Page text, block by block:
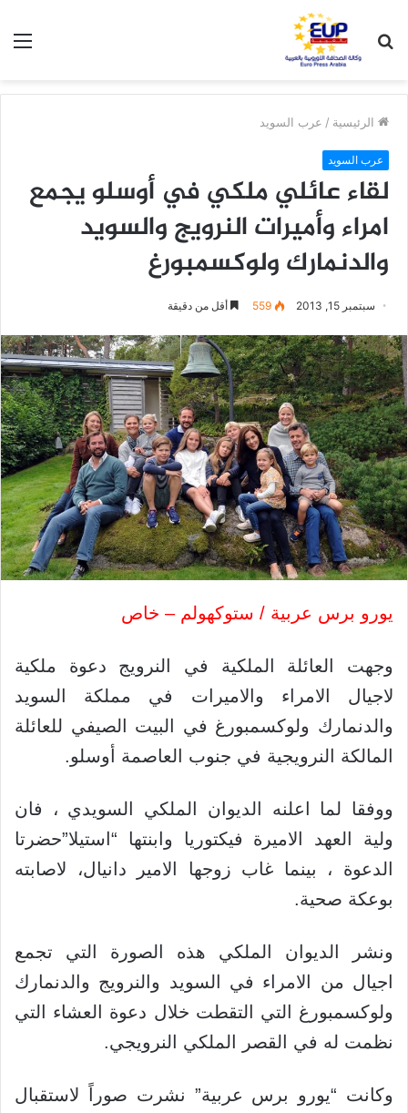
عن
الرئيسية / عرب السويد
عرب السويد
لقاء عائلي ملكي في أوسلو يجمع
امراء وأميرات النرويج والسويد
والدنمارك ولوكسمبورغ
سبتمبر 15, 2013 559 أقل من دقيقة
يورو برس عربية / ستوكهولم – خاص
وجهت العائلة الملكية في النرويج دعوة ملكية
لاجيال الامراء والاميرات في مملكة السويد
والدنمارك ولوكسمبورغ في البيت الصيفي للعائلة
المالكة النرويجية في جنوب العاصمة أوسلو.
ووفقا لما اعلنه الديوان الملكي السويدي ، فان
ولية العهد الاميرة فيكتوريا وابنتها “استيلا”حضرتا
الدعوة ، بينما غاب زوجها الامير دانيال، لاصابته
بوعكة صحية.
ونشر الديوان الملكي هذه الصورة التي تجمع
اجيال من الامراء في السويد والنرويج والدنمارك
ولوكسمبورغ التي التقطت خلال دعوة العشاء التي
نظمت له في القصر الملكي النرويجي.
وكانت “يورو برس عربية” نشرت صوراً لاستقبال